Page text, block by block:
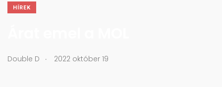
HÍREK
Double D . 2022 október 19